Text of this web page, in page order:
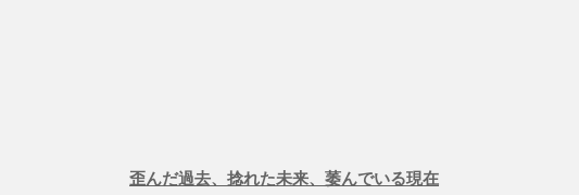
歪んだ過去、捻れた未来、萎んでいる現在